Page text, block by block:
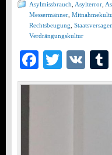
Asylmissbrauch Asylterror
Messermänner
Rechtsbeugung Staatsversagen
Verdrängungskultur
VK